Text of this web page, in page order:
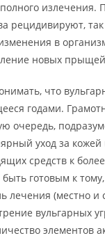
излечения.
рецидивируют, так
в
новых
что
годами.
очередь,
уход за
средств к
готовым к
лечения (местно и
вульгарных
элементов